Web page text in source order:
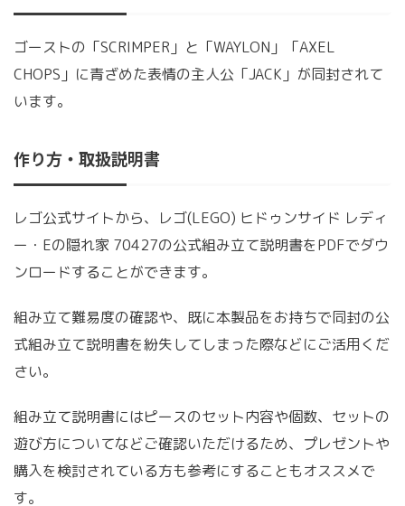
ゴーストの「SCRIMPER」と「WAYLON」「AXEL
CHOPS」に青ざめた表情の主人公「JACK」が同封されて
います。
作り方・取扱説明書
レゴ公式サイトから、レゴ(LEGO) ヒドゥンサイド レディ
ー・Eの隠れ家 70427の公式組み立て説明書をPDFでダウ
ンロードすることができます。
組み立て難易度の確認や、既に本製品をお持ちで同封の公
式組み立て説明書を紛失してしまった際などにご活用くだ
さい。
組み立て説明書にはピースのセット内容や個数、セットの
遊び方についてなどご確認いただけるため、プレゼントや
購入を検討されている方も参考にすることもオススメで
す。